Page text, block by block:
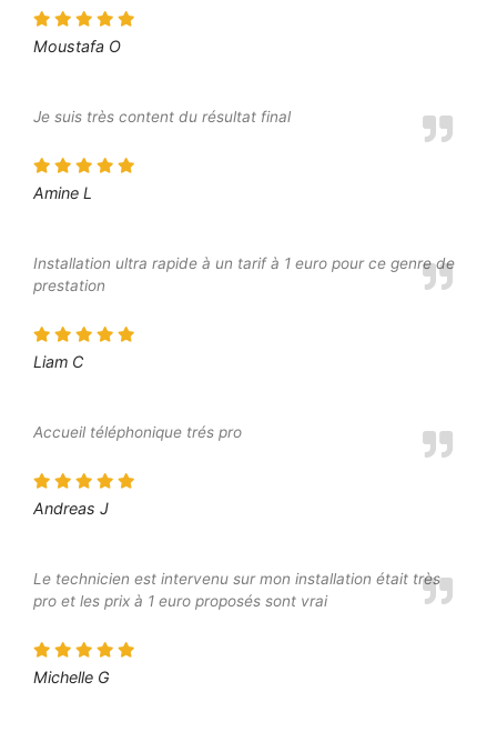
Moustafa O
Je suis très content du résultat final
Amine L
Installation ultra rapide à un tarif à 1 euro pour ce genre de
prestation
Liam C
Accueil téléphonique trés pro
Andreas J
Le technicien est intervenu sur mon installation était très
pro et les prix à 1 euro proposés sont vrai
Michelle G